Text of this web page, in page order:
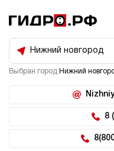
Нижний новгород
Выбран город Нижний
8